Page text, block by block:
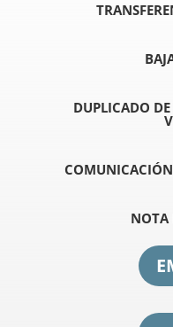
DUPLICADO
NOTA